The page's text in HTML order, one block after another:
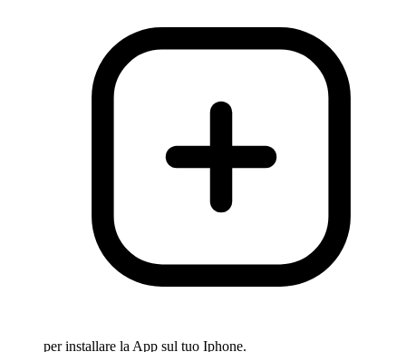
per installare la App sul tuo Iphone.